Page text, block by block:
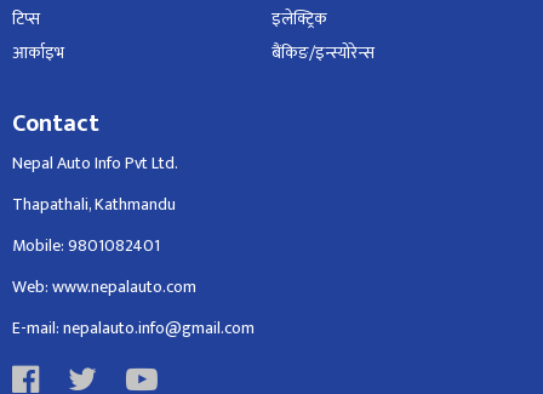
टिप्स
आर्काइभ
इलेक्ट्रिक
बैंकिङ/इन्स्योरेन्स
Contact
Nepal Auto Info Pvt Ltd.
Thapathali, Kathmandu
Mobile: 9801082401
Web: www.nepalauto.com
E-mail: nepalauto.info@gmail.com